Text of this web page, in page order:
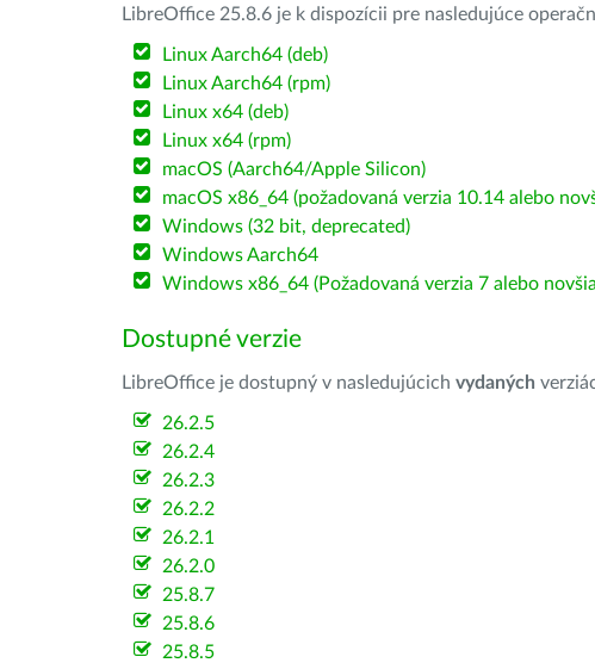
LibreOffice 25.8.6 je k dispozícii pre nasledujúce
Linux Aarch64 (deb)
Linux Aarch64 (rpm)
Linux x64 (deb)
Linux x64 (rpm)
macOS (Aarch64/Apple Silicon)
macOS x86_64 (požadovaná verzia 10.14 alebo
Windows (32 bit, deprecated)
Windows Aarch64
Windows x86_64 (Požadovaná verzia 7 alebo
Dostupné verzie
LibreOffice je dostupný v nasledujúcich vydaných
26.2.5
26.2.4
26.2.3
26.2.2
26.2.1
26.2.0
25.8.7
25.8.6
25.8.5